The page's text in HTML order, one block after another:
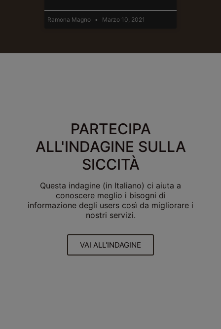
Ramona Magno Marzo 10, 2021
PARTECIPA
ALL'INDAGINE SULLA
SICCITÀ
Questa indagine (in Italiano) ci aiuta a
conoscere meglio i bisogni di
informazione degli users così da migliorare i
nostri servizi.
VAI ALL'INDAGINE